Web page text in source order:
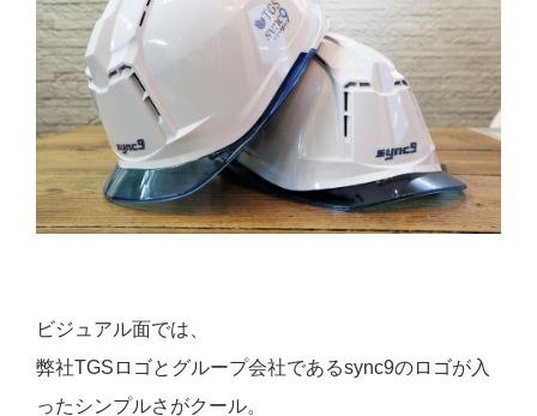
ビジュアル面では、
弊社TGSロゴとグループ会社であるsync9のロゴが入
ったシンプルさがクール。